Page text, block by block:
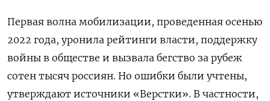
Первая волна мобилизации, проведенная осенью
2022 года, уронила рейтинги власти, поддержку
войны в обществе и вызвала бегство за рубеж
сотен тысяч россиян. Но ошибки были учтены,
утверждают источники «Верстки». В частности,